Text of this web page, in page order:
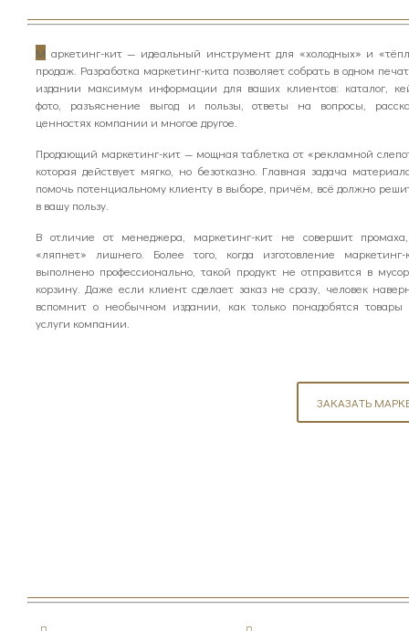
М аркетинг-кит — идеальный инструмент для «холодных» и
продаж. Разработка маркетинг-кита позволяет собрать в одном
издании максимум информации для ваших клиентов: каталог,
фото, разъяснение выгод и пользы, ответы на вопросы,
ценностях компании и многое другое.
Продающий маркетинг-кит — мощная таблетка от «рекламной
которая действует мягко, но безотказно. Главная задача
помочь потенциальному клиенту в выборе, причём, всё должно
в вашу пользу.
В отличие от менеджера, маркетинг-кит не совершит
«ляпнет» лишнего. Более того, когда изготовление маркетинг-
выполнено профессионально, такой продукт не отправится в
корзину. Даже если клиент сделает заказ не сразу, человек
вспомнит о необычном издании, как только понадобятся
услуги компании.
ЗАКАЗАТЬ